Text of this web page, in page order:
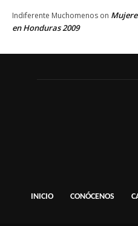
Indiferente Muchomenos on
en Honduras 2009
INICIO CONÓCENOS